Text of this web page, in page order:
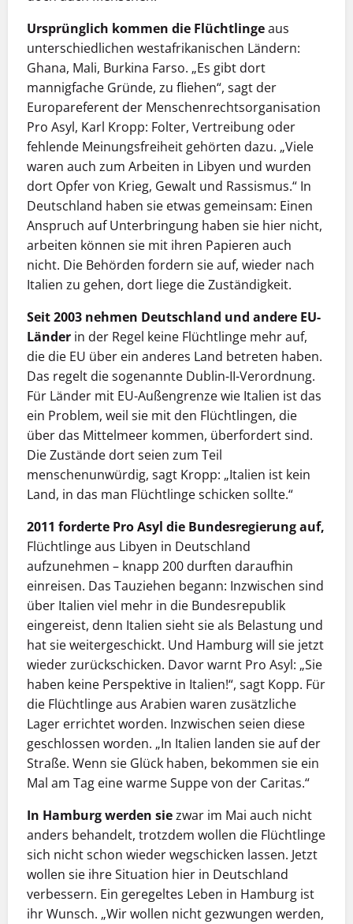
Ursprünglich kommen die Flüchtlingeaus
unterschiedlichen westafrikanischen Ländern:
Ghana, Mali, Burkina Farso. „Es gibt dort
mannigfache Gründe, zu fliehen“, sagt der
Europareferent der Menschenrechtsorganisation
Pro Asyl, Karl Kropp: Folter, Vertreibung oder
fehlende Meinungsfreiheit gehörten dazu. „Viele
waren auch zum Arbeiten in Libyen und wurden
dort Opfer von Krieg, Gewalt und Rassismus.“ In
Deutschland haben sie etwas gemeinsam: Einen
Anspruch auf Unterbringung haben sie hier nicht,
arbeiten können sie mit ihren Papieren auch
nicht. Die Behörden fordern sie auf, wieder nach
Italien zu gehen, dort liege die Zuständigkeit.
Seit 2003 nehmen Deutschland und andere EU-
Länder in der Regel keine Flüchtlinge mehr auf,
die die EU über ein anderes Land betreten haben.
Das regelt die sogenannte Dublin-II-Verordnung.
Für Länder mit EU-Außengrenze wie Italien ist das
ein Problem, weil sie mit den Flüchtlingen, die
über das Mittelmeer kommen, überfordert sind.
Die Zustände dort seien zum Teil
menschenunwürdig, sagt Kropp: „Italien ist kein
Land, in das man Flüchtlinge schicken sollte.“
2011 forderte Pro Asyl die Bundesregierung auf,
Flüchtlinge aus Libyen in Deutschland
aufzunehmen – knapp 200 durften daraufhin
einreisen. Das Tauziehen begann: Inzwischen sind
über Italien viel mehr in die Bundesrepublik
eingereist, denn Italien sieht sie als Belastung und
hat sie weitergeschickt. Und Hamburg will sie jetzt
wieder zurückschicken. Davor warnt Pro Asyl: „Sie
haben keine Perspektive in Italien!“, sagt Kopp. Für
die Flüchtlinge aus Arabien waren zusätzliche
Lager errichtet worden. Inzwischen seien diese
geschlossen worden. „In Italien landen sie auf der
Straße. Wenn sie Glück haben, bekommen sie ein
Mal am Tag eine warme Suppe von der Caritas.“
In Hamburg werden siezwar im Mai auch nicht
anders behandelt, trotzdem wollen die Flüchtlinge
sich nicht schon wieder wegschicken lassen. Jetzt
wollen sie ihre Situation hier in Deutschland
verbessern. Ein geregeltes Leben in Hamburg ist
ihr Wunsch. „Wir wollen nicht gezwungen werden,